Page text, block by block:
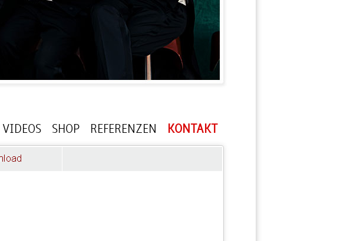
VIDEOS SHOP REFERENZEN KONTAKT